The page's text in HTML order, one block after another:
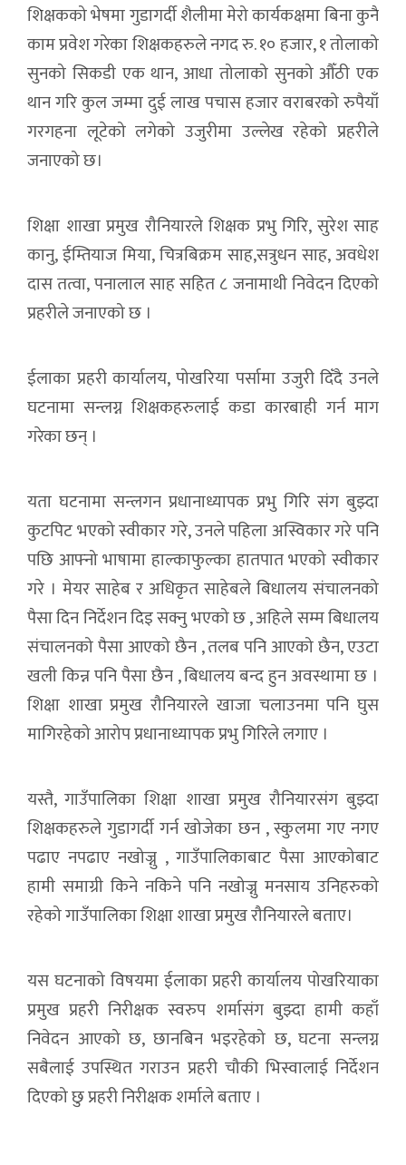
शिक्षकको भेषमा गुडागर्दी शैलीमा मेरो कार्यकक्षमा बिना कुनै
काम प्रवेश गरेका शिक्षकहरुले नगद रु. १० हजार, १ तोलाको
सुनको सिकडी एक थान, आधा तोलाको सुनको औँठी एक
थान गरि कुल जम्मा दुई लाख पचास हजार वराबरको रुपैयाँ
गरगहना लूटेको लगेको उजुरीमा उल्लेख रहेको प्रहरीले
जनाएको छ।
शिक्षा शाखा प्रमुख रौनियारले शिक्षक प्रभु गिरि, सुरेश साह
कानु, ईम्तियाज मिया, चित्रबिक्रम साह,सत्रुधन साह, अवधेश
दास तत्वा, पनालाल साह सहित ८ जनामाथी निवेदन दिएको
प्रहरीले जनाएको छ ।
ईलाका प्रहरी कार्यालय, पोखरिया पर्सामा उजुरी दिँदै उनले
घटनामा सन्लग्न शिक्षकहरुलाई कडा कारबाही गर्न माग
गरेका छन् ।
यता घटनामा सन्लगन प्रधानाध्यापक प्रभु गिरि संग बुझ्दा
कुटपिट भएको स्वीकार गरे, उनले पहिला अस्विकार गरे पनि
पछि आफ्नो भाषामा हाल्काफुल्का हातपात भएको स्वीकार
गरे । मेयर साहेब र अधिकृत साहेबले बिधालय संचालनको
पैसा दिन निर्देशन दिइ सक्नु भएको छ , अहिले सम्म बिधालय
संचालनको पैसा आएको छैन , तलब पनि आएको छैन, एउटा
खली किन्न पनि पैसा छैन , बिधालय बन्द हुन अवस्थामा छ ।
शिक्षा शाखा प्रमुख रौनियारले खाजा चलाउनमा पनि घुस
मागिरहेको आरोप प्रधानाध्यापक प्रभु गिरिले लगाए ।
यस्तै, गाउँपालिका शिक्षा शाखा प्रमुख रौनियारसंग बुझ्दा
शिक्षकहरुले गुडागर्दी गर्न खोजेका छन , स्कुलमा गए नगए
पढाए नपढाए नखोज्नु , गाउँपालिकाबाट पैसा आएकोबाट
हामी समाग्री किने नकिने पनि नखोज्नु मनसाय उनिहरुको
रहेको गाउँपालिका शिक्षा शाखा प्रमुख रौनियारले बताए।
यस घटनाको विषयमा ईलाका प्रहरी कार्यालय पोखरियाका
प्रमुख प्रहरी निरीक्षक स्वरुप शर्मासंग बुझ्दा हामी कहाँ
निवेदन आएको छ, छानबिन भइरहेको छ, घटना सन्लग्न
सबैलाई उपस्थित गराउन प्रहरी चौकी भिस्वालाई निर्देशन
दिएको छु प्रहरी निरीक्षक शर्माले बताए ।